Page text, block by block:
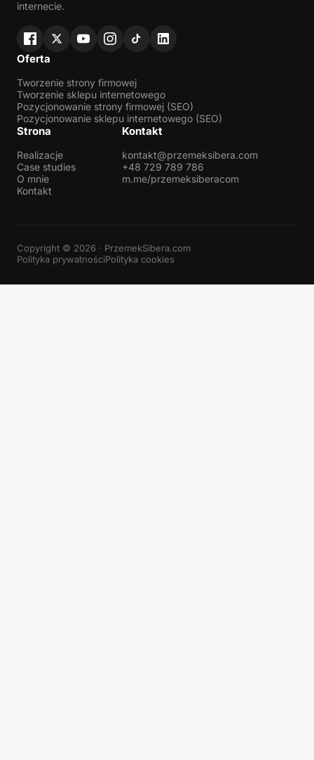
internecie.
Oferta
Tworzenie strony firmowej
Tworzenie sklepu internetowego
Pozycjonowanie strony firmowej (SEO)
Pozycjonowanie sklepu internetowego (SEO)
Strona
Realizacje
Case studies
O mnie
Kontakt
Kontakt
kontakt@przemeksibera.com
+48 729 789 786
m.me/przemeksiberacom
Copyright © 2026 · PrzemekSibera.com
Polityka prywatnościPolityka cookies